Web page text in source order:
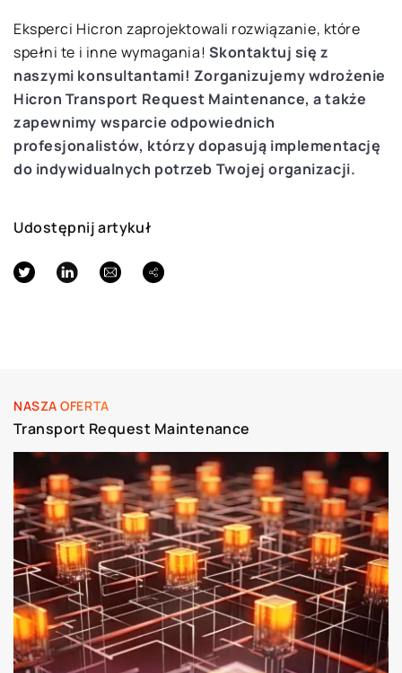
NASZA OFERTA
Transport Request Maintenance
Eksperci Hicron zaprojektowali rozwiązanie, które
spełni te i inne wymagania! Skontaktuj się z
naszymi konsultantami! Zorganizujemy wdrożenie
Hicron Transport Request Maintenance, a także
zapewnimy wsparcie odpowiednich
profesjonalistów, którzy dopasują implementację
do indywidualnych potrzeb Twojej organizacji.
Udostępnij artykuł